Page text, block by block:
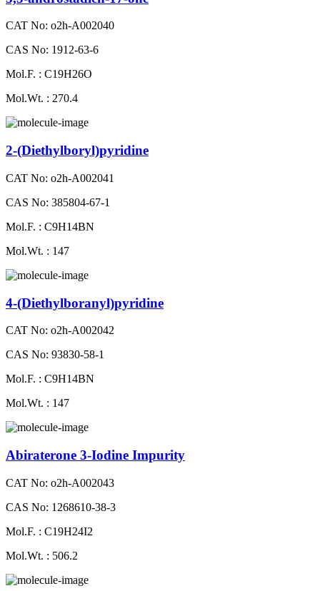
CAT No: o2h-A002040
CAS No: 1912-63-6
Mol.F. : C19H26O
Mol.Wt. : 270.4
2-​(Diethylboryl)pyridine
CAT No: o2h-A002041
CAS No: 385804-67-1
Mol.F. : C9H14BN
Mol.Wt. : 147
4-(Diethylboranyl)​pyridine
CAT No: o2h-A002042
CAS No: 93830-58-1
Mol.F. : C9H14BN
Mol.Wt. : 147
Abiraterone 3-Iodine Impurity
CAT No: o2h-A002043
CAS No: 1268610-38-3
Mol.F. : C19H24I2
Mol.Wt. : 506.2